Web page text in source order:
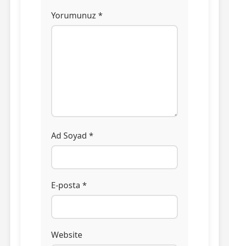
Yorumunuz *
Ad Soyad *
E-posta *
Website